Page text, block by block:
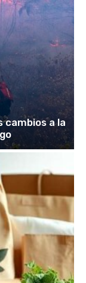
cambios a la